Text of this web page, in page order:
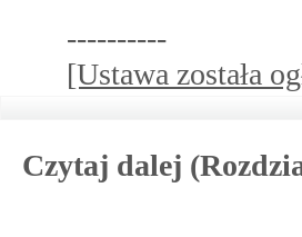
----------
[Ustawa została
Czytaj dalej